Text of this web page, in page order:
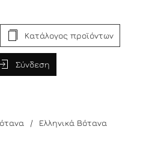
Κατάλογος προϊόντων
Σύνδεση
Ελληνικά Βότανα